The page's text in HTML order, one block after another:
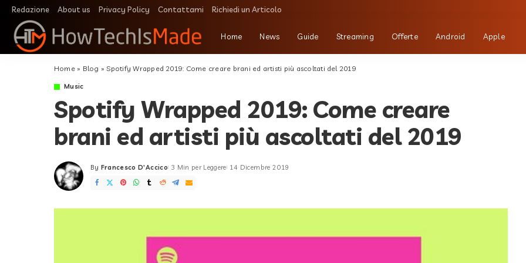
Redazione About us Privacy Policy Contattami Richiedi un Articolo
Home News Guide Streaming Offerte Android Apple
Home» Blog »Spotify Wrapped 2019: Come creare brani ed artisti più ascoltati del 2019
Music
Spotify Wrapped 2019: Come creare
brani ed artisti più ascoltati del 2019
Posted
by
By Francesco D'Accico 3 Min per Leggere 14 Dicembre 2019